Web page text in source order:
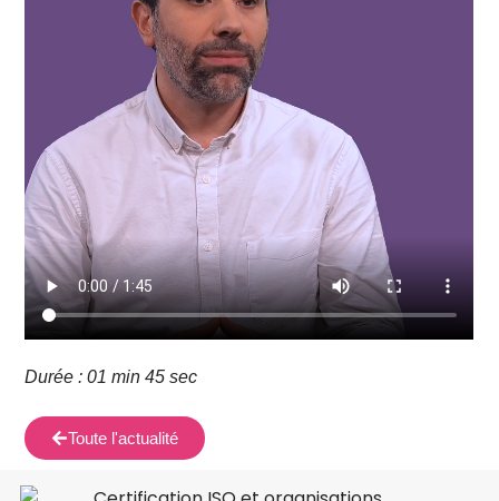
Durée : 01 min 45 sec
Toute l'actualité